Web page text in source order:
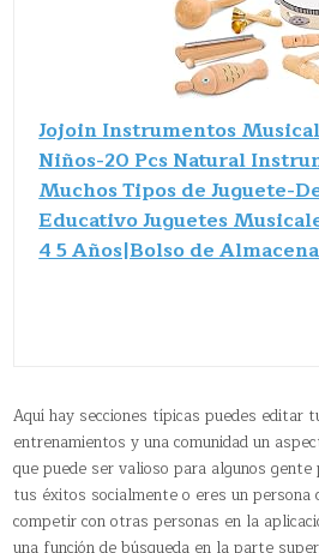
Jojoin Instrumentos
Niños-20 Pcs Natural
Muchos Tipos de Juguete-
Educativo Juguetes
4 5 Años|Bolso de
Aquí hay secciones típicas puedes editar
entrenamientos y una comunidad un
que puede ser valioso para algunos
tus éxitos socialmente o eres un
competir con otras personas en la
una función de búsqueda en la parte